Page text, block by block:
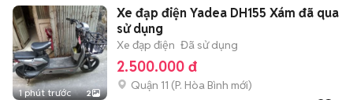
1 phút trước 2
Xe đạp điện Yadea DH155 Xám đã qua
sử dụng
Xe đạp điện Đã sử dụng
2.500.000 đ
Quận 11 (P. Hòa Bình mới)